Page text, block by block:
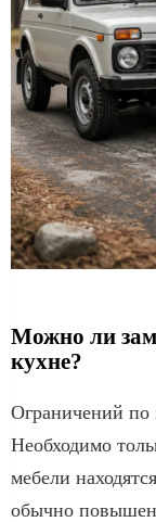
Можно ли
кухне?
Ограничений по
Необходимо
мебели
обычно